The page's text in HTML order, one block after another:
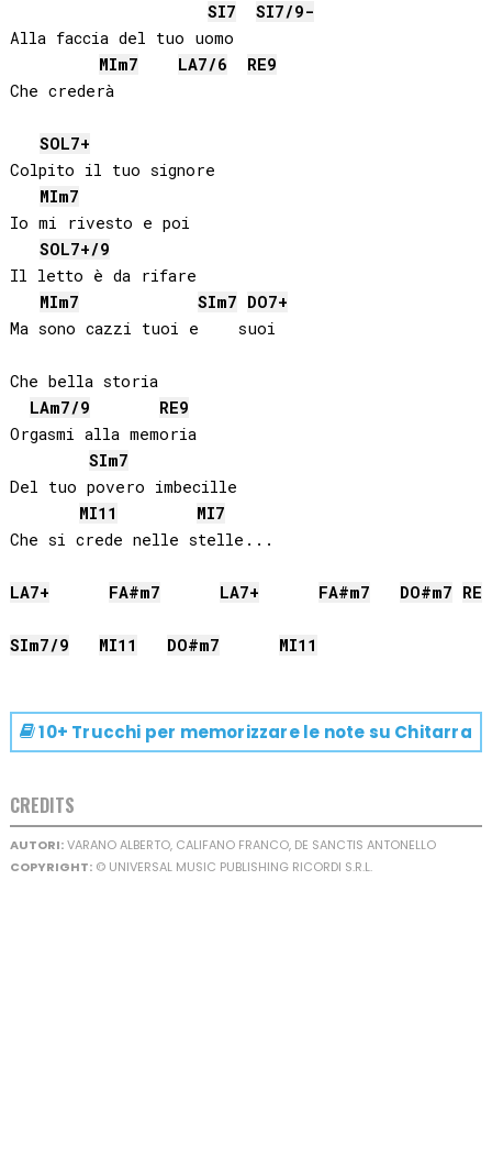
SI7 SI7/9-
Alla faccia del tuo uomo
MIm7 LA7/6 RE9
Che crederà
SOL7+
Colpito il tuo signore
MIm7
Io mi rivesto e poi
SOL7+/9
Il letto è da rifare
MIm7 SIm7 DO7+
Ma sono cazzi tuoi e    suoi
Che bella storia
LAm7/9 RE9
Orgasmi alla memoria
SIm7
Del tuo povero imbecille
MI11 MI7
LA7+ FA#m7 LA7+ FA#m7 DO#m7 RE
SIm7/9 MI11 DO#m7 MI11
10+ Trucchi per memorizzare le note su Chitarra
CREDITS
AUTORI:VARANO ALBERTO, CALIFANO FRANCO, DE SANCTIS ANTONELLO
COPYRIGHT:© UNIVERSAL MUSIC PUBLISHING RICORDI S.R.L.